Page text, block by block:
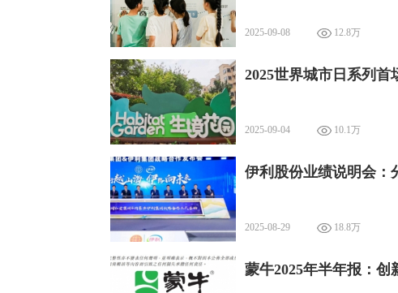
2025-09-08 12.8万
2025世界城市日系列
2025-09-04 10.1万
伊利股份业绩说明会：
2025-08-29 18.8万
蒙牛2025年半年报：